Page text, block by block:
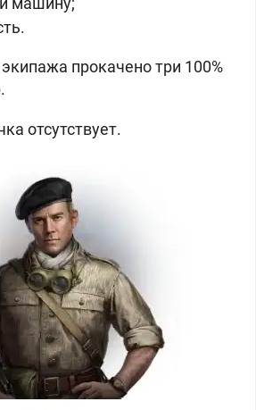
прокачено три 100%
отсутствует.